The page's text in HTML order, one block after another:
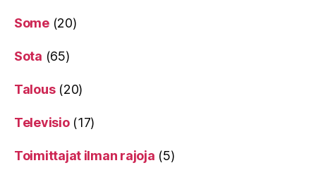
Some(20)
Sota (65)
Talous(20)
Televisio(17)
Toimittajat ilman rajoja (5)